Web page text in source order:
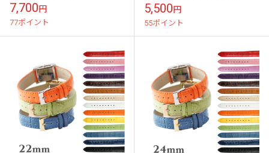
7,700円
77ポイント
5,500円
55ポイント